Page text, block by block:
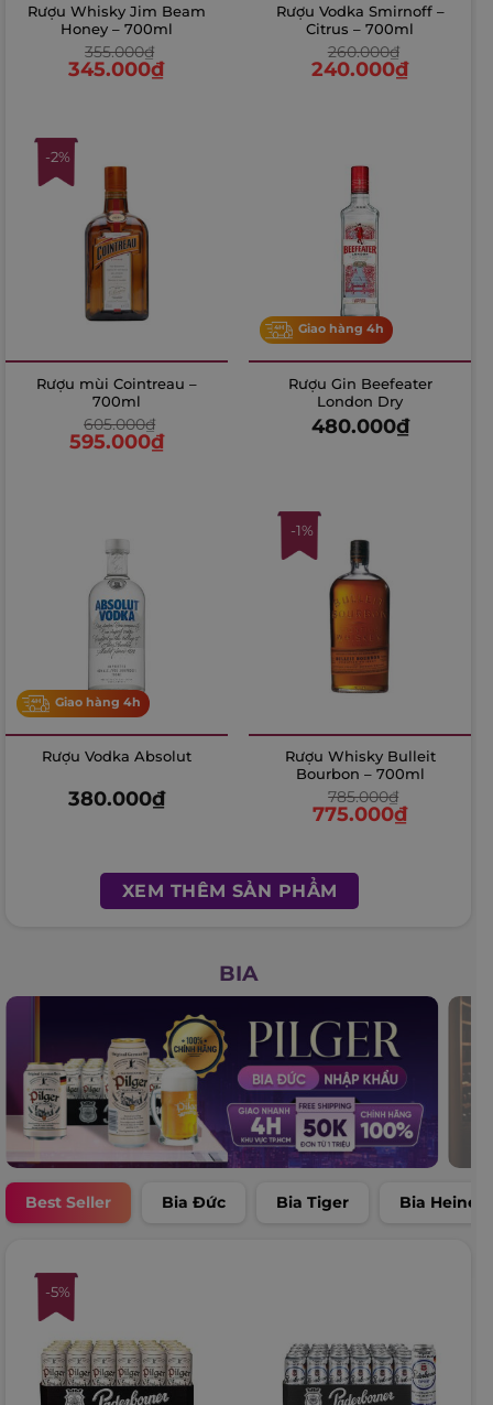
Rượu Whisky Jim Beam
Honey – 700ml
355.000₫
345.000₫
Rượu Vodka Smirnoff –
Citrus – 700ml
260.000₫
240.000₫
-2%
Rượu mùi Cointreau –
700ml
605.000₫
595.000₫
Giao hàng 4h
Rượu Gin Beefeater
London Dry
480.000₫
Giao hàng 4h
Rượu Vodka Absolut
380.000₫
-1%
Rượu Whisky Bulleit
Bourbon – 700ml
785.000₫
775.000₫
XEM THÊM SẢN PHẨM
BIA
Best Seller Bia Đức Bia Tiger Bia
-5%